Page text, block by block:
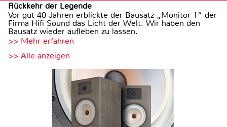
Rückkehr der Legende
Vor gut 40 Jahren erblickte der Bausatz „Monitor 1“ der
Firma Hifi Sound das Licht der Welt. Wir haben den
Bausatz wieder aufleben zu lassen.
>> Mehr erfahren
>> Alle anzeigen